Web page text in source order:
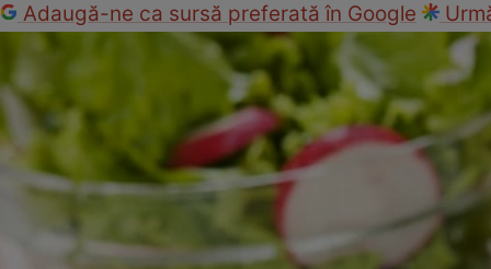
Adaugă-ne ca sursă preferată în Google